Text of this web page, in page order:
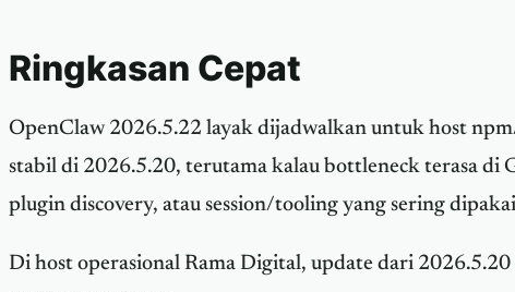
Ringkasan Cepat
OpenClaw 2026.5.22 layak dijadwalkan untuk host
stabil di 2026.5.20, terutama kalau bottleneck terasa di
plugin discovery, atau session/tooling yang sering
Di host operasional Rama Digital, update dari